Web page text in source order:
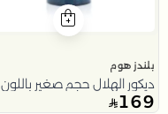
بلندز هوم
ديكور الهلال حجم صغير
169